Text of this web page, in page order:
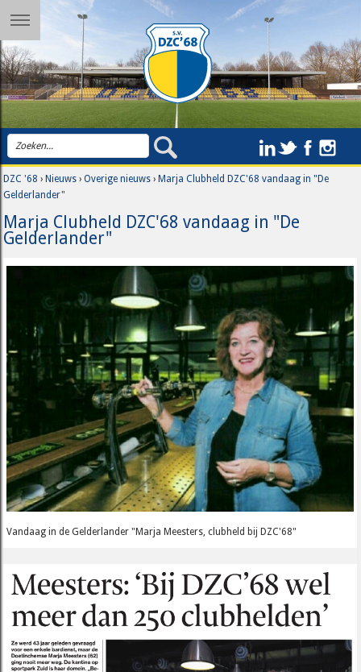
DZC '68 ›Nieuws ›Overige nieuws ›Marja Clubheld DZC'68 vandaag in "De
Gelderlander"
Marja Clubheld DZC'68 vandaag in "De
Gelderlander"
Vandaag in de Gelderlander "Marja Meesters, clubheld bij DZC'68"